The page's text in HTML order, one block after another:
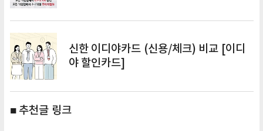
신한 이디야카드 (신용/체크) 비교 [이디
야 할인카드]
■ 추천글 링크